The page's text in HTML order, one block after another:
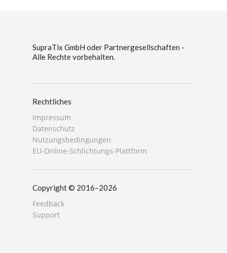
SupraTix GmbH oder Partnergesellschaften -
Alle Rechte vorbehalten.
Rechtliches
Impressum
Datenschutz
Nutzungsbedingungen
EU-Online-Schlichtungs-Plattform
Copyright © 2016–2026
Feedback
Support